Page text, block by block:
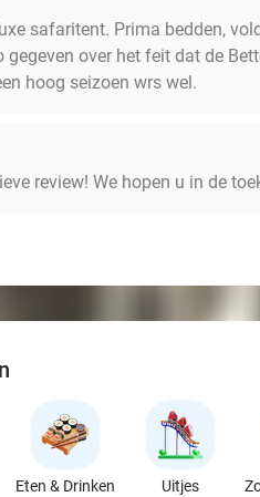
safaritent. Prima bedden,
over het feit dat de
hoog seizoen wrs wel.
review! We hopen u in de
Eten & Drinken Uitjes